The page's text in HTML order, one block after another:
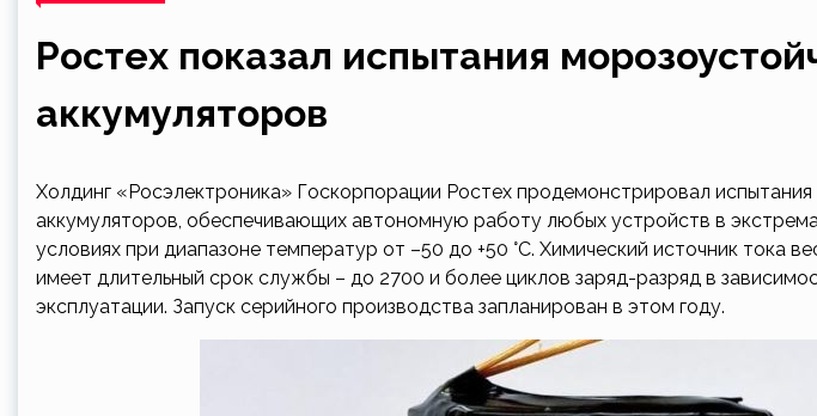
Ростех показал испытания
аккумуляторов
Холдинг «Росэлектроника» Госкорпорации Ростех продемонстрировал
аккумуляторов, обеспечивающих автономную работу любых устройств в
условиях при диапазоне температур от –50 до +50 °C. Химический источник тока
имеет длительный срок службы – до 2700 и более циклов заряд-разряд в
эксплуатации. Запуск серийного производства запланирован в этом году.